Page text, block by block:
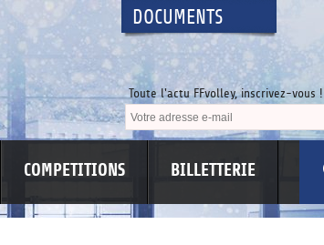
DOCUMENTS
Toute l'actu FFvolley, inscrivez-vous !
COMPETITIONS BILLETTERIE